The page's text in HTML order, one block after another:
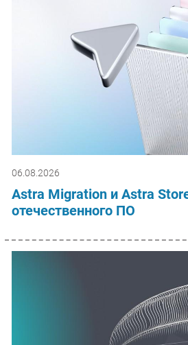
06.08.2026
Astra Migration и Astra
отечественного ПО